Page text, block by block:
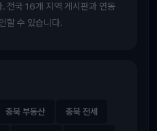
전국 16개 지역 게시판과 연동
할 수 있습니다.
충북 부동산 충북 전세